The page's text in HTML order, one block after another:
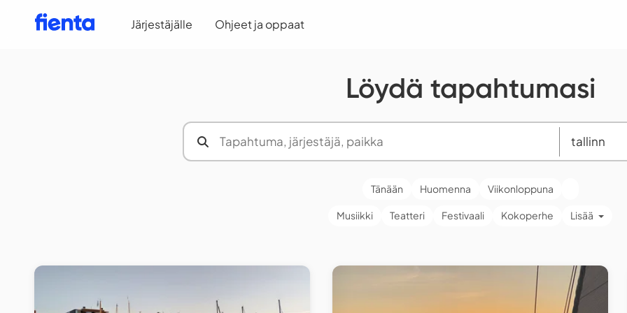
Järjestäjälle Ohjeet ja oppaat
Löydä tapahtumasi
Tänään Huomenna Viikonloppuna
Musiikki Teatteri Festivaali Kokoperhe Lisää